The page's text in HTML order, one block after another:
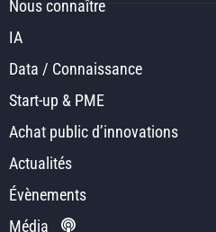
Nous connaître
IA
Data / Connaissance
Start-up & PME
Achat public d’innovations
Actualités
Évènements
Média